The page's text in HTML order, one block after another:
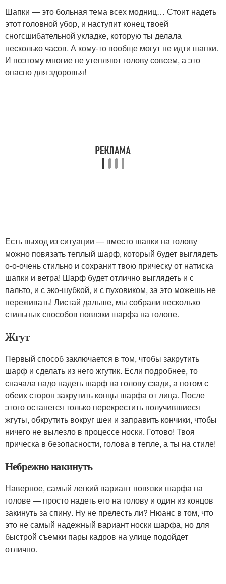
Шапки — это больная тема всех модниц… Стоит надеть
этот головной убор, и наступит конец твоей
сногсшибательной укладке, которую ты делала
несколько часов. А кому-то вообще могут не идти шапки.
И поэтому многие не утепляют голову совсем, а это
опасно для здоровья!
Есть выход из ситуации — вместо шапки на голову
можно повязать теплый шарф, который будет выглядеть
о-о-очень стильно и сохранит твою прическу от натиска
шапки и ветра! Шарф будет отлично выглядеть и с
пальто, и с эко-шубкой, и с пуховиком, за это можешь не
переживать! Листай дальше, мы собрали несколько
стильных способов повязки шарфа на голове.
Жгут
Первый способ заключается в том, чтобы закрутить
шарф и сделать из него жгутик. Если подробнее, то
сначала надо надеть шарф на голову сзади, а потом с
обеих сторон закрутить концы шарфа от лица. После
этого останется только перекрестить получившиеся
жгуты, обкрутить вокруг шеи и заправить кончики, чтобы
ничего не вылезло в процессе носки. Готово! Твоя
прическа в безопасности, голова в тепле, а ты на стиле!
Небрежно накинуть
Наверное, самый легкий вариант повязки шарфа на
голове — просто надеть его на голову и один из концов
закинуть за спину. Ну не прелесть ли? Нюанс в том, что
это не самый надежный вариант носки шарфа, но для
быстрой съемки пары кадров на улице подойдет
отлично.